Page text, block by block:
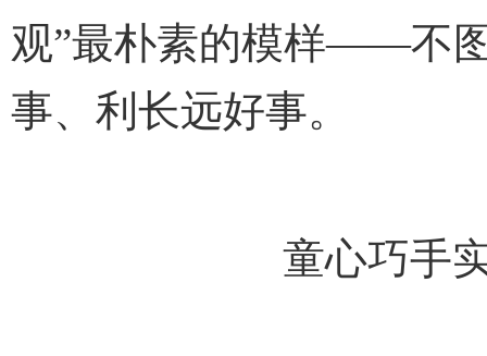
观”最朴素的模样——不
事、利长远好事。
童心巧手